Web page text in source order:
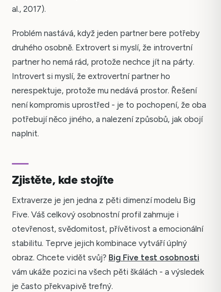
al., 2017).
Problém nastává, když jeden partner bere potřeby
druhého osobně. Extrovert si myslí, že introvertní
partner ho nemá rád, protože nechce jít na párty.
Introvert si myslí, že extrovertní partner ho
nerespektuje, protože mu nedává prostor. Řešení
není kompromis uprostřed - je to pochopení, že oba
potřebují něco jiného, a nalezení způsobů, jak obojí
naplnit.
Zjistěte, kde stojíte
Extraverze je jen jedna z pěti dimenzí modelu Big
Five. Váš celkový osobnostní profil zahrnuje i
otevřenost, svědomitost, přívětivost a emocionální
stabilitu. Teprve jejich kombinace vytváří úplný
obraz. Chcete vidět svůj? Big Five test osobnosti
vám ukáže pozici na všech pěti škálách - a výsledek
je často překvapivě trefný.